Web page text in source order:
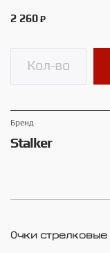
2 260 ₽
Брeнд
Stalker
Очки